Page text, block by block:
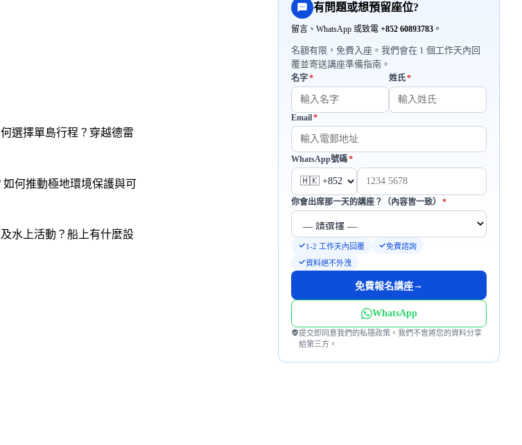
選擇單島行程？穿越德雷
何推動極地環境保護與可
水上活動？船上有什麼設
有問題或想預留座位?
留言、WhatsApp 或致電 +852 60893783 。
名額有限，免費入座。我們會在 1 個工作天內回
覆並寄送講座準備指南。
名字*必填 姓氏*必填
Email*必填
WhatsApp號碼*必填
你會出席那一天的講座？（內容皆一致） *必填
1-2 工作天內回覆
免費諮詢
資料絕不外洩
免費報名講座→
WhatsApp
提交即同意我們的私隱政策。我們不會將您的資料分享
給第三方。